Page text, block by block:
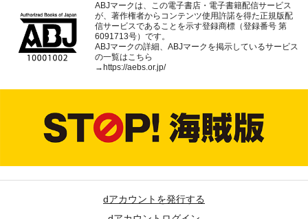
ABJマークは、この電子書店・電子書籍配信サービス
が、著作権者からコンテンツ使用許諾を得た正規版配
信サービスであることを示す登録商標（登録番号 第
6091713号）です。
ABJマークの詳細、ABJマークを掲示しているサービス
の一覧はこちら
→ https://aebs.or.jp/
dアカウントを発行する